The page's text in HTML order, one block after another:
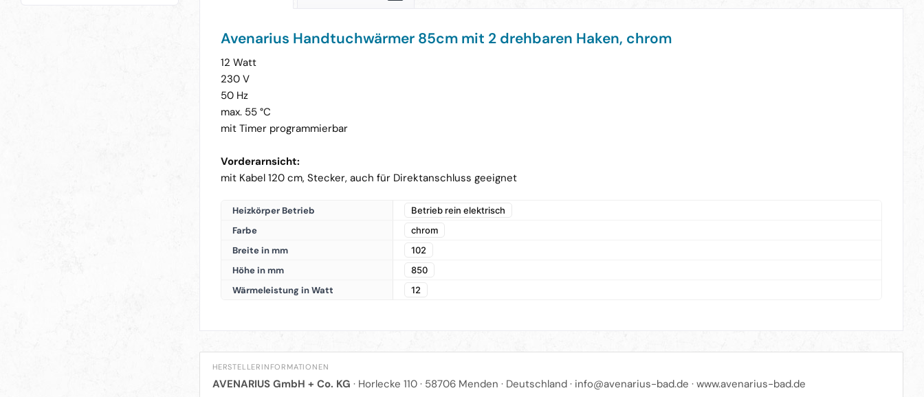
Avenarius Handtuchwärmer 85cm mit 2 drehbaren Haken, chrom
12 Watt
230 V
50 Hz
max. 55 °C
mit Timer programmierbar
Vorderarnsicht:
mit Kabel 120 cm, Stecker, auch für Direktanschluss geeignet
Heizkörper Betrieb Betrieb rein elektrisch
Farbe chrom
Breite in mm 102
Höhe in mm 850
Wärmeleistung in Watt 12
HERSTELLERINFORMATIONEN
AVENARIUS GmbH + Co. KG · Horlecke 110 · 58706 Menden · Deutschland · info@avenarius-bad.de · www.avenarius-bad.de